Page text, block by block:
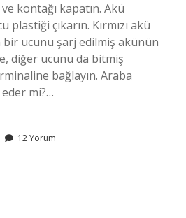
kontağı kapatın. Akü
çıkarın. Kırmızı akü
bir ucunu şarj edilmiş akünün
diğer ucunu da bitmiş
bağlayın. Araba
mi?…
12 Yorum